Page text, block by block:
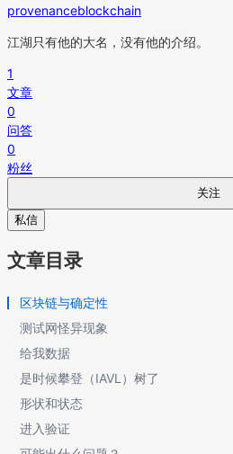
provenanceblockchain
江湖只有他的大名，没有他的介绍。
1
文章
0
问答
0
粉丝
关注
私信
文章目录
区块链与确定性
测试网怪异现象
给我数据
是时候攀登（IAVL）树了
形状和状态
进入验证